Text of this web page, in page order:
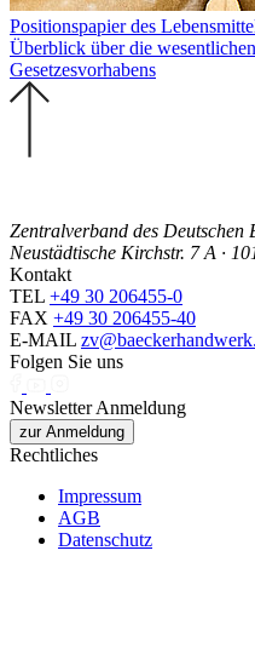
Positionspapier des
Überblick über die
Gesetzesvorhabens
Zentralverband des Deutschen
Neustädtische Kirchstr. 7 A ·
Kontakt
TEL +49 30 206455-0
FAX +49 30 206455-40
E-MAIL
Folgen Sie uns
Newsletter Anmeldung
zur Anmeldung
Rechtliches
Impressum
AGB
Datenschutz